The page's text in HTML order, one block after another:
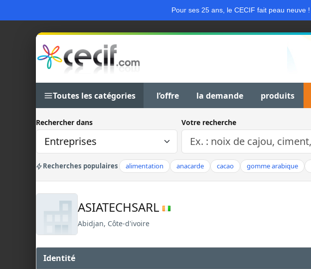
Pour ses 25 ans, le CECIF fait peau neuve !
Toutes les catégories l’offre la demande produits
Rechercher dans Votre recherche
Recherches populaires alimentation anacarde cacao gomme arabique
ASIATECHSARL
Abidjan, Côte-d'ivoire
Identité